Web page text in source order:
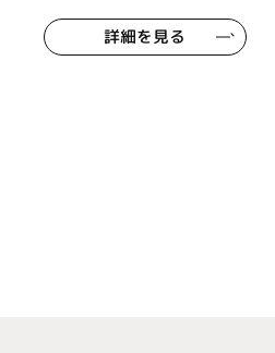
詳細を見る